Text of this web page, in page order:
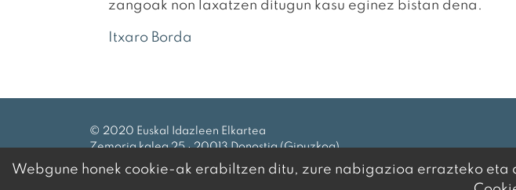
zangoak non laxatzen ditugun kasu eginez bistan dena.
Itxaro Borda
© 2020 Euskal Idazleen Elkartea
Zemoria kalea 25 · 20013 Donostia (Gipuzkoa)
Tel.:943 27 69 99 | eie@idazleak.eus
Webgune honek cookie-ak erabiltzen ditu, zure nabigazioa errazteko